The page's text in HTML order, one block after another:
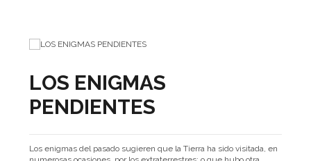
LOS ENIGMAS
PENDIENTES
Los enigmas del pasado sugieren que la Tierra ha sido visitada, en